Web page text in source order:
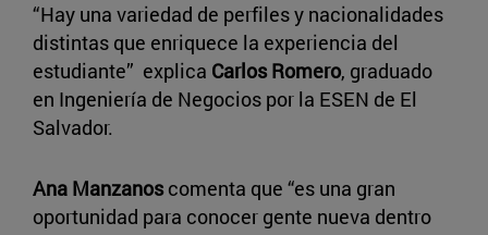
“Hay una variedad de perfiles y nacionalidades
distintas que enriquece la experiencia del
estudiante” explica Carlos Romero, graduado
en Ingeniería de Negocios por la ESEN de El
Salvador.
Ana Manzanoscomenta que “es una gran
oportunidad para conocer gente nueva dentro